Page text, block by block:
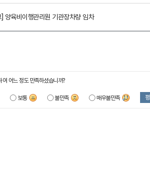
] 양육비이행관리원 기관장차량 임차
어느 정도 만족하셨습니까?
보통 불만족 매우불만족